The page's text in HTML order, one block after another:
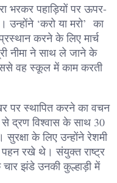
भरकर पहाड़ियों पर ऊपर-
‘करो या मरो’ का
करने के लिए मार्च
नीमा ने साथ ले जाने के
वह स्कूल में काम करती
पर स्थापित करने का वचन
से द्रण विश्वास के साथ 30
के लिए उन्होंने रेशमी
पहन रखे थे। संयुक्त राष्ट्र
झंडे उनकी कुल्हाड़ी में